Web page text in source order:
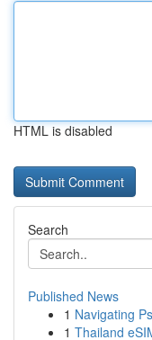
HTML is disabled
Search
Published News
1 Navigating
1 Thailand